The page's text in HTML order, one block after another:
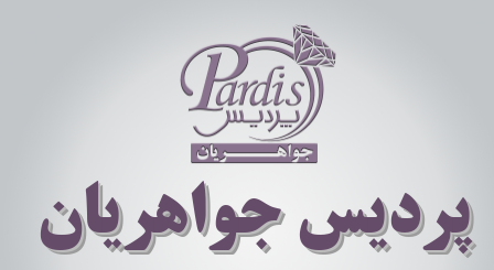
​​​​پردیس جواهریان